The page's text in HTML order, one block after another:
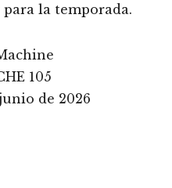
la temporada.
105
de 2026